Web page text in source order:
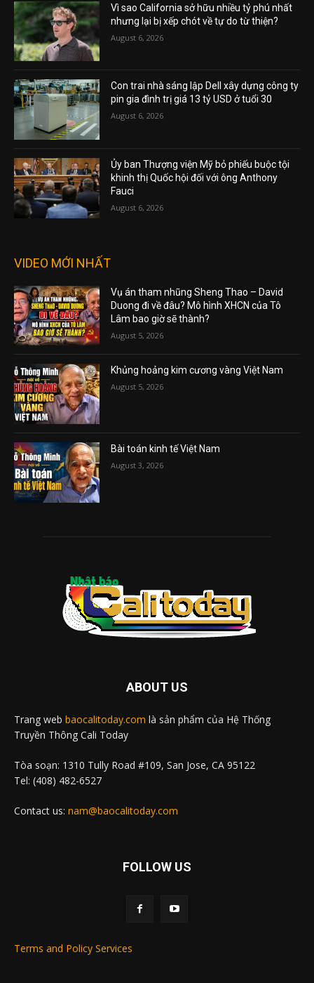
Vì sao California sở hữu nhiều tỷ phú nhất
nhưng lại bị xếp chót về tự do từ thiện?
August 6, 2026
Con trai nhà sáng lập Dell xây dựng công ty
pin gia đình trị giá 13 tỷ USD ở tuổi 30
August 6, 2026
Ủy ban Thượng viện Mỹ bỏ phiếu buộc tội
khinh thị Quốc hội đối với ông Anthony
Fauci
August 6, 2026
VIDEO MỚI NHẤT
Vụ án tham nhũng Sheng Thao – David
Duong đi về đâu? Mô hình XHCN của Tô
Lâm bao giờ sẽ thành?
August 5, 2026
Khủng hoảng kim cương vàng Việt Nam
August 5, 2026
Bài toán kinh tế Việt Nam
August 3, 2026
ABOUT US
Trang web baocalitoday.com là sản phẩm của Hệ Thống
Truyền Thông Cali Today
Tòa soạn: 1310 Tully Road #109, San Jose, CA 95122
Tel: (408) 482-6527
Contact us: nam@baocalitoday.com
FOLLOW US
Terms and Policy Services